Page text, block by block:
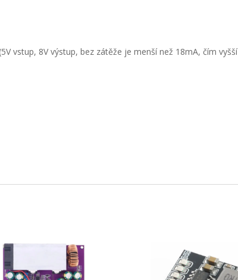
vstup, 8V výstup, bez zátěže je menší než 18mA, čím vyšší